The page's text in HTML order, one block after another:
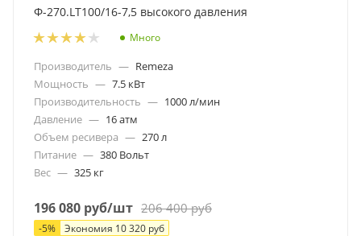
Ф-270.LT100/16-7,5 высокого давления
Много
Производитель — Remeza
Мощность — 7.5 кВт
Производительность — 1000 л/мин
Давление — 16 атм
Объем ресивера — 270 л
Питание — 380 Вольт
Вес — 325 кг
196 080 руб/шт 206 400руб
-5% Экономия 10 320 руб